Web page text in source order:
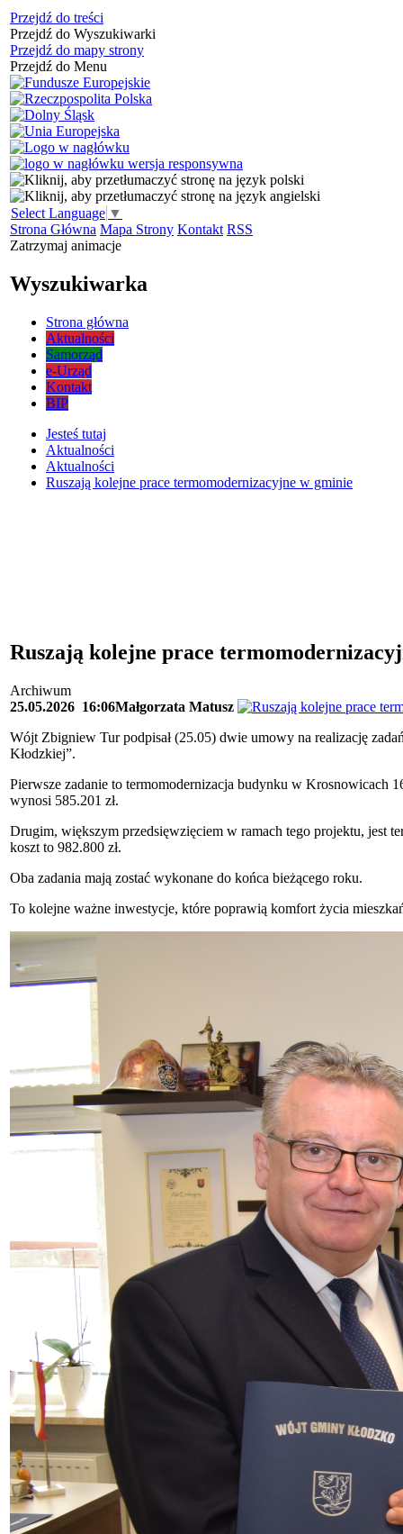
Przejdź do treści
Przejdź do Wyszukiwarki
Przejdź do mapy strony
Przejdź do Menu
Select Language ▼
Strona Główna Mapa Strony Kontakt RSS
Zatrzymaj animacje
Wyszukiwarka
Strona główna
Aktualności
Samorząd
e-Urząd
Kontakt
BIP
Jesteś tutaj
Aktualności
Aktualności
Ruszają kolejne prace termomodernizacyjne w gminie
Ruszają kolejne prace
Archiwum
25.05.2026 16:06Małgorzata Matusz
Wójt Zbigniew Tur podpisał (25.05) dwie umowy na realizację
Kłodzkiej”.
Pierwsze zadanie to termomodernizacja budynku w Krosnowicach
wynosi 585.201 zł.
Drugim, większym przedsięwzięciem w ramach tego projektu, jest
koszt to 982.800 zł.
Oba zadania mają zostać wykonane do końca bieżącego roku.
To kolejne ważne inwestycje, które poprawią komfort życia